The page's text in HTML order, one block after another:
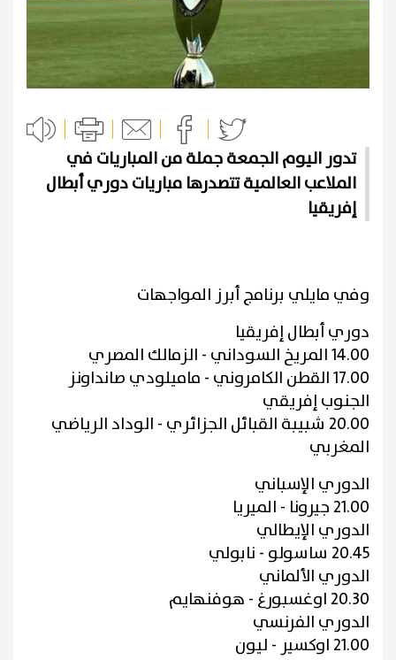
تدور اليوم الجمعة جملة من المباريات في
الملاعب العالمية تتصدرها مباريات دوري أبطال
إفريقيا
وفي مايلي برنامج أبرز المواجهات
دوري أبطال إفريقيا
14.00 المريخ السوداني - الزمالك المصري
17.00 القطن الكامروني - ماميلودي صانداونز
الجنوب إفريقي
20.00 شبيبة القبائل الجزائري - الوداد الرياضي
المغربي
الدوري الإسباني
21.00 جيرونا - الميريا
الدوري الإيطالي
20.45 ساسولو - نابولي
الدوري الألماني
20.30 اوغسبورغ - هوفنهايم
الدوري الفرنسي
21.00 اوكسير - ليون